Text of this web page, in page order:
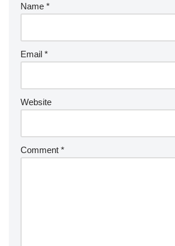
Name *
Email *
Website
Comment *